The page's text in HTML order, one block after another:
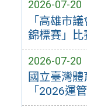
2026-07-20
「高雄市
錦標賽」比
2026-07-20
國立臺灣
「2026運